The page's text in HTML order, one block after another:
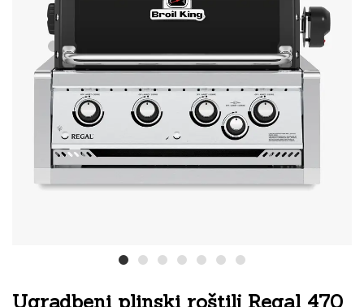
Ugradbeni plinski roštilj Regal 470